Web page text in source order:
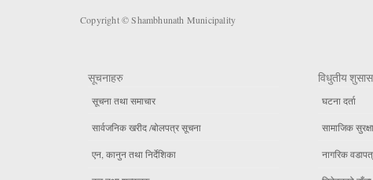
Copyright © Shambhunath Municipality
सूचनाहरु
सूचना तथा समाचार
सार्वजनिक खरीद /बोलपत्र सूचना
एन, कानुन तथा निर्देशिका
विधुतीय
घटना दर्ता
सामाजिक सुरक्षा
नागरिक